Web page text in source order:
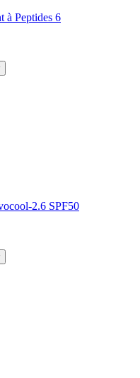
à Peptides 6
2.6 SPF50